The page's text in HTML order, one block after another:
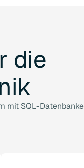
die
SQL-